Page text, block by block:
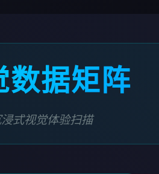
数据矩阵
浸式视觉体验扫描